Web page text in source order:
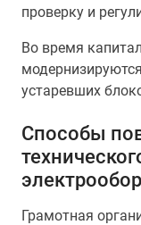
проверку и
Во время
устаревших
Способы
Грамотная